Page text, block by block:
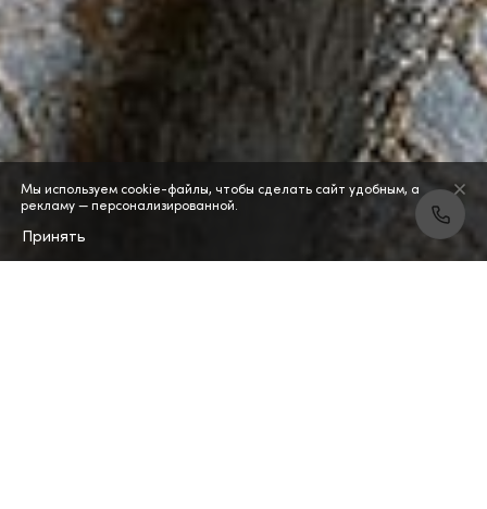
Мы используем cookie-файлы, чтобы сделать сайт удобным, а
рекламу — персонализированной.
Принять